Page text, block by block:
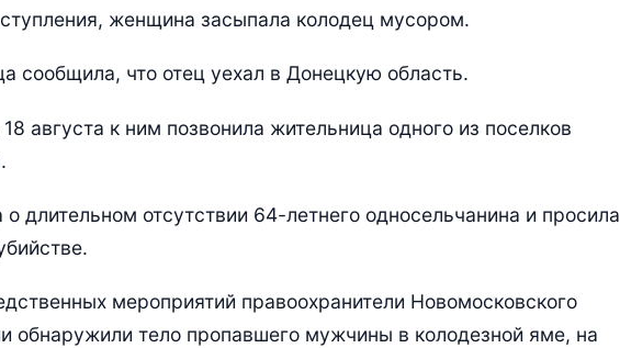
женщина засыпала колодец мусором.
сообщила, что отец уехал в Донецкую область.
августа к ним позвонила жительница одного из поселков
длительном отсутствии 64-летнего односельчанина и просила
мероприятий правоохранители Новомосковского
обнаружили тело пропавшего мужчины в колодезной яме, на